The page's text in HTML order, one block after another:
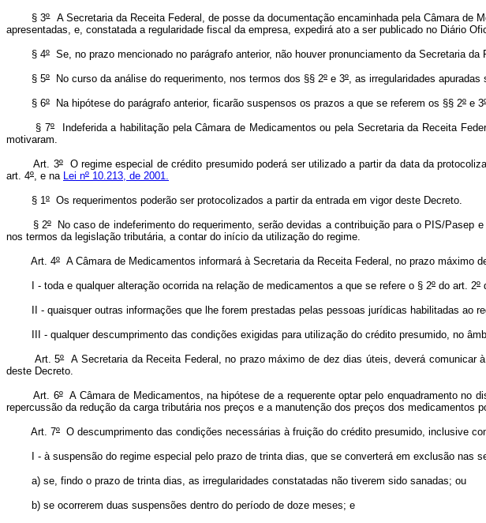
§ 3ºA Secretaria da Receita Federal, de posse da documentação encaminhada pela Câmara de
apresentadas, e, constatada a regularidade fiscal da empresa, expedirá ato a ser publicado no Diário
§ 4º Se, no prazo mencionado no parágrafo anterior, não houver pronunciamento da Secretaria
§ 5º No curso da análise do requerimento, nos termos dos §§ 2º e 3º, as irregularidades
§ 6º Na hipótese do parágrafo anterior, ficarão suspensos os prazos a que se referem os §§ 2º e 3
§ 7ºIndeferida a habilitação pela Câmara de Medicamentos ou pela Secretaria da Receita
motivaram.
Art. 3ºO regime especial de crédito presumido poderá ser utilizado a partir da data da
art. 4º, e na Lei nº 10.213, de 2001.
§ 1º Os requerimentos poderão ser protocolizados a partir da entrada em vigor deste Decreto.
§ 2ºNo caso de indeferimento do requerimento, serão devidas a contribuição para o PIS/Pasep
nos termos da legislação tributária, a contar do início da utilização do regime.
Art. 4º A Câmara de Medicamentos informará à Secretaria da Receita Federal, no prazo
I - toda e qualquer alteração ocorrida na relação de medicamentos a que se refere o § 2º do art. 2º
II - quaisquer outras informações que lhe forem prestadas pelas pessoas jurídicas habilitadas ao
III - qualquer descumprimento das condições exigidas para utilização do crédito presumido, no
Art. 5ºA Secretaria da Receita Federal, no prazo máximo de dez dias úteis, deverá comunicar
deste Decreto.
Art. 6ºA Câmara de Medicamentos, na hipótese de a requerente optar pelo enquadramento no
repercussão da redução da carga tributária nos preços e a manutenção dos preços dos medicamentos
Art. 7º O descumprimento das condições necessárias à fruição do crédito presumido, inclusive
I - à suspensão do regime especial pelo prazo de trinta dias, que se converterá em exclusão nas
a) se, findo o prazo de trinta dias, as irregularidades constatadas não tiverem sido sanadas; ou
b) se ocorrerem duas suspensões dentro do período de doze meses; e